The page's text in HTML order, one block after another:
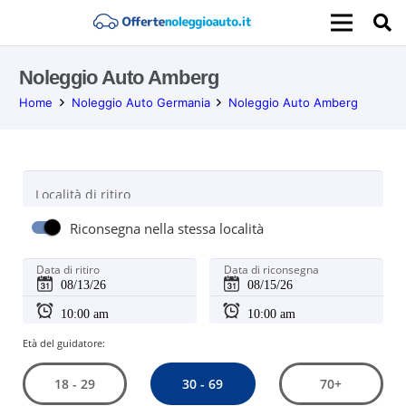
Noleggio Auto Amberg
Home Noleggio Auto Germania Noleggio Auto Amberg
Località di ritiro
Riconsegna nella stessa località
Data di ritiro Data di riconsegna
Età del guidatore:
18 - 29 30 - 69 70+